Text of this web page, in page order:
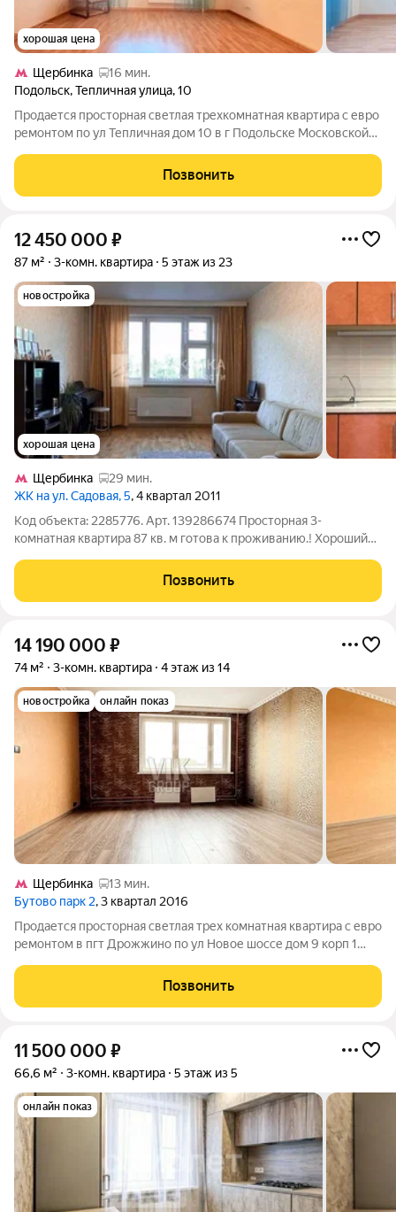
хорошая цена
Щербинка
16 мин.
Подольск,Тепличная улица,10
Продается просторная светлая трехкомнатная квартира с евро
ремонтом по ул Тепличная дом 10 в г Подольске Московской
панельного дома. Дом построен в 2007г, серия П46М.
Квартира с удобной
Позвонить
12 450 000 ₽
87 м² 3-комн. квартира 5 этаж из 23
новостройка
хорошая цена
Щербинка
29 мин.
ЖК на ул. Садовая, 5, 4 квартал 2011
Код объекта: 2285776. Арт. 139286674 Просторная 3-
комнатная квартира 87 кв. м готова к проживанию.! Хороший
изолированные. Жилая площадь 49м2 кухня 11 м2 Описание
квартиры: - Проделан хороший евроремонт
Позвонить
14 190 000 ₽
74 м² 3-комн. квартира 4 этаж из 14
новостройка онлайн показ
Щербинка
13 мин.
Бутово парк 2, 3 квартал 2016
Продается просторная светлая трех комнатная квартира с евро
ремонтом в пгт Дрожжино по ул Новое шоссе дом 9 корп 1
расположена в ЖК Бутово парк 2 на 4 этаже 14 этажного
панельного дома, построенного в
Позвонить
11 500 000 ₽
66,6 м² 3-комн. квартира 5 этаж из 5
онлайн показ